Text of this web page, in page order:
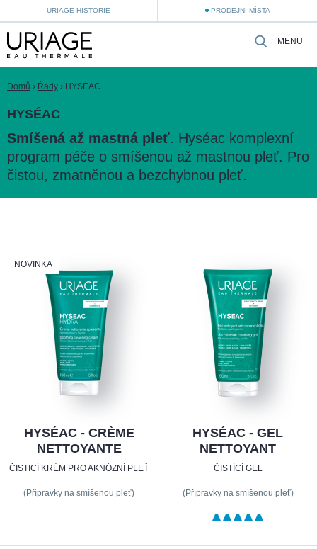
URIAGE HISTORIE PRODEJNÍ MÍSTA
MENU
Domů › Řady › HYSÉAC
HYSÉAC
Smíšená až mastná pleť. Hyséac komplexní
program péče o smíšenou až mastnou pleť. Pro
čistou, zmatněnou a bezchybnou pleť.
NOVINKA
HYSÉAC - CRÈME
NETTOYANTE
ČISTICÍ KRÉM PRO AKNÓZNÍ PLEŤ
(Přípravky na smíšenou pleť)
HYSÉAC - GEL
NETTOYANT
ČISTÍCÍ GEL
(Přípravky na smíšenou pleť)